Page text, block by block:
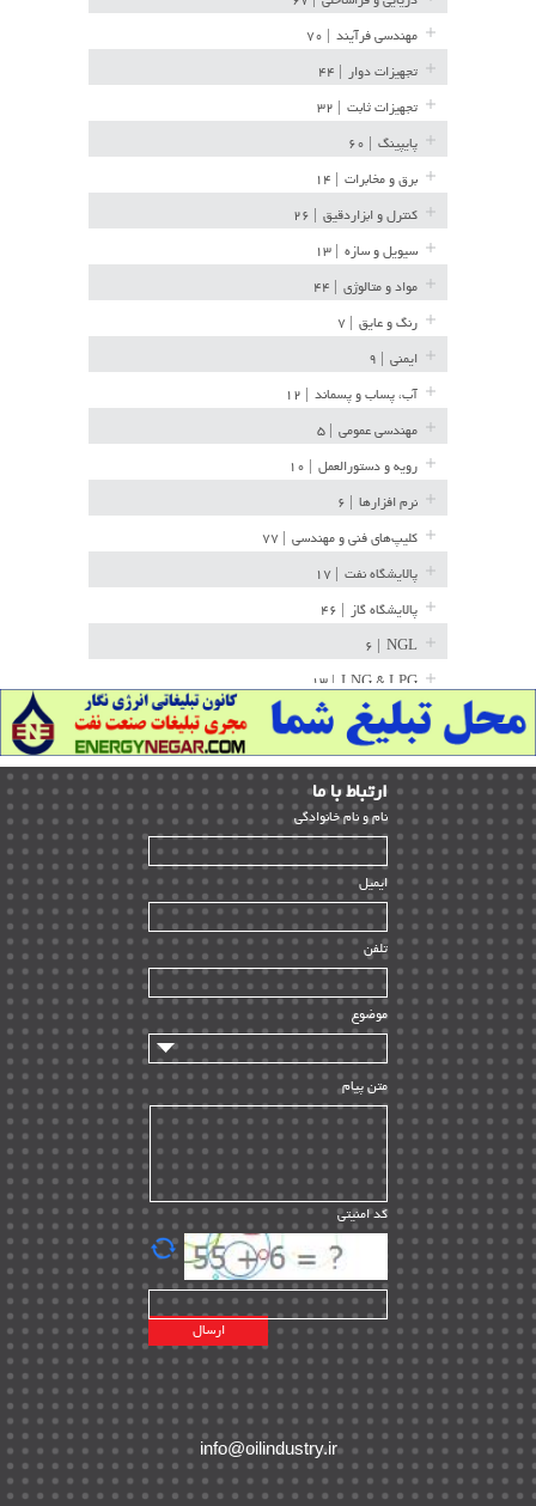
مهندسی فرآیند
تجهیزات دوار
تجهیزات ثابت
پایپینگ
برق و مخابرات
کنترل و ابزاردقیق
سیویل و سازه
مواد و متالوژی
رنگ و عایق
ایمنی
آب، پساب و پسماند
مهندسی عمومی
رویه و دستورالعمل
نرم افزارها
کلیپ‌های فنی و مهندسی
پالایشگاه نفت
پالایشگاه گاز
NGL
LNG & LPG | ۱۳
خط لوله | ۳۶
مخازن ذخیره | ۱۵
پتروشیمی | ۱۴
بازرسی و QC | ۱۵
HSE | ۳۹
ساخت و نصب | ۱۲
راه اندازی | ۹
سازندگان و تامین کنندگان | ۱۰
تامین مالی و سرمایه گذاری | ۳۲
ماشین آلات
مدیریت پروژه
مدیریت دانش
مدیریت سازمانی و عمومی | ۲
تأمین کالا | ۱۳
EPC | ۲۰
پیمانکاران بین المللی | ۸
اطلاعات انرژی کشورها | ۱۴
پروژه های خارجی | ۱۵
نقشه های نفت و گاز خارجی | ۱۰
شرکت های نفتی | ۱۴
پلانت های فعال | ۴۰
طرح ها و پروژه ها | ۳۵
ارﺗﺒﺎط ﺑﺎ ما
ﻧﺎم و ﻧﺎم ﺧﺎﻧﻮادﮔﻰ
ایمیل
تلفن
موضوع
متن پیام
کد امنیتی
info@oilindustry.ir